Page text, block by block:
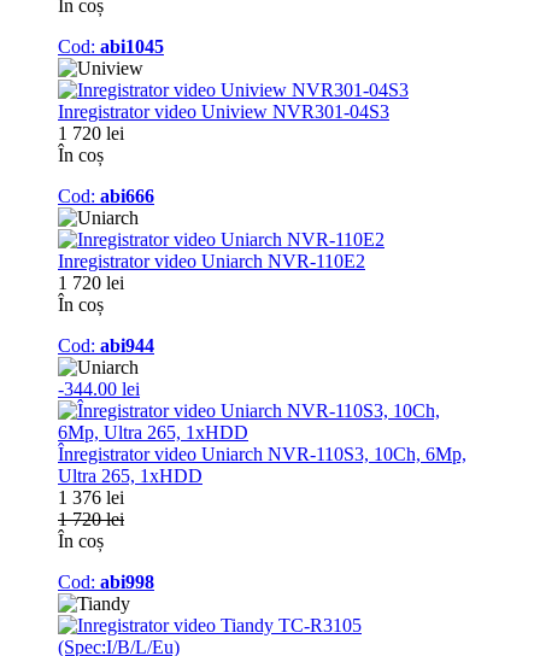
În coș
Cod: abi1045
Inregistrator video Uniview NVR301-04S3
1 720 lei
În coș
Cod: abi666
Inregistrator video Uniarch NVR-110E2
1 720 lei
În coș
Cod: abi944
-344.00 lei
Înregistrator video Uniarch NVR-110S3, 10Ch, 6Mp,
Ultra 265, 1xHDD
1 376 lei
1 720 lei
În coș
Cod: abi998